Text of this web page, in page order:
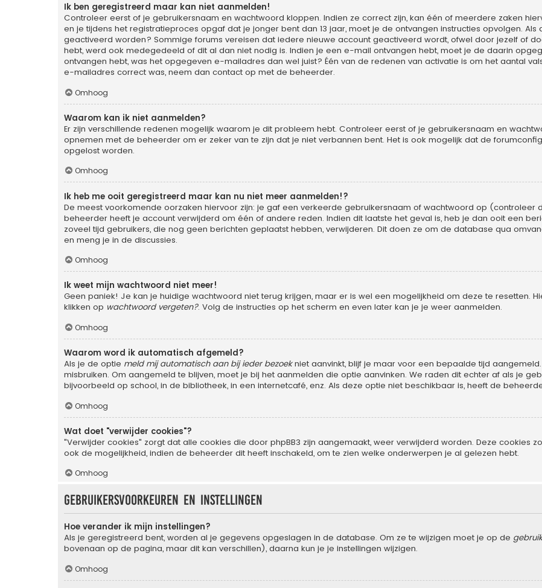
Ik ben geregistreerd maar kan niet aanmelden!
Controleer eerst of je gebruikersnaam en wachtwoord kloppen. Indien ze correct zijn, kan één of meerdere zaken
en je tijdens het registratieproces opgaf dat je jonger bent dan 13 jaar, moet je de ontvangen instructies opvolgen. Als
geactiveerd worden? Sommige forums vereisen dat iedere nieuwe account geactiveerd wordt, ofwel door jezelf of
hebt, werd ook medegedeeld of dit al dan niet nodig is. Indien je een e-mail ontvangen hebt, moet je de daarin
ontvangen hebt, was het opgegeven e-mailadres dan wel juist? Één van de redenen van activatie is om het aantal
e-mailadres correct was, neem dan contact op met de beheerder.
Omhoog
Waarom kan ik niet aanmelden?
Er zijn verschillende redenen mogelijk waarom je dit probleem hebt. Controleer eerst of je gebruikersnaam en
opnemen met de beheerder om er zeker van te zijn dat je niet verbannen bent. Het is ook mogelijk dat de
opgelost worden.
Omhoog
Ik heb me ooit geregistreerd maar kan nu niet meer aanmelden!?
De meest voorkomende oorzaken hiervoor zijn: je gaf een verkeerde gebruikersnaam of wachtwoord op
beheerder heeft je account verwijderd om één of andere reden. Indien dit laatste het geval is, heb je dan ooit een
zoveel tijd gebruikers, die nog geen berichten geplaatst hebben, verwijderen. Dit doen ze om de database qua
en meng je in de discussies.
Omhoog
Ik weet mijn wachtwoord niet meer!
Geen paniek! Je kan je huidige wachtwoord niet terug krijgen, maar er is wel een mogelijkheid om deze te resetten.
klikken op wachtwoord vergeten?. Volg de instructies op het scherm en even later kan je je weer aanmelden.
Omhoog
Waarom word ik automatisch afgemeld?
Als je de optie meld mij automatisch aan bij ieder bezoekniet aanvinkt, blijf je maar voor een bepaalde tijd
misbruiken. Om aangemeld te blijven, moet je bij het aanmelden die optie aanvinken. We raden dit echter af als je
bijvoorbeeld op school, in de bibliotheek, in een internetcafé, enz. Als deze optie niet beschikbaar is, heeft de
Omhoog
Wat doet "verwijder cookies"?
"Verwijder cookies" zorgt dat alle cookies die door phpBB3 zijn aangemaakt, weer verwijderd worden. Deze cookies
ook de mogelijkheid, indien de beheerder dit heeft inschakeld, om te zien welke onderwerpen je al gelezen hebt.
Omhoog
Gebruikersvoorkeuren en instellingen
Hoe verander ik mijn instellingen?
Als je geregistreerd bent, worden al je gegevens opgeslagen in de database. Om ze te wijzigen moet je op de
bovenaan op de pagina, maar dit kan verschillen), daarna kun je je instellingen wijzigen.
Omhoog